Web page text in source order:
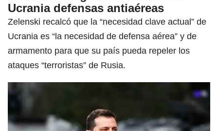
Ucrania defensas antiaéreas
Zelenski recalcó que la “necesidad clave actual” de
Ucrania es “la necesidad de defensa aérea” y de
armamento para que su país pueda repeler los
ataques “terroristas” de Rusia.